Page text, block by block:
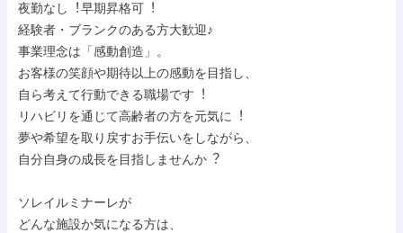
夜勤なし︕早期昇格可︕
経験者・ブランクのある⽅⼤歓迎♪
事業理念は「感動創造」。
お客様の笑顔や期待以上の感動を⽬指し、
⾃ら考えて⾏動できる職場です︕
リハビリを通じて⾼齢者の⽅を元気に︕
夢や希望を取り戻すお⼿伝いをしながら、
⾃分⾃⾝の成⻑を⽬指しませんか︖
ソレイルミナーレが
どんな施設か気になる方は、